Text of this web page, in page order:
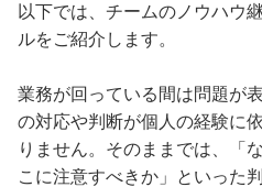
以下では、チームのノウハウ
ルをご紹介します。
業務が回っている間は問題が
の対応や判断が個人の経験に
りません。そのままでは、「
こに注意すべきか」といった